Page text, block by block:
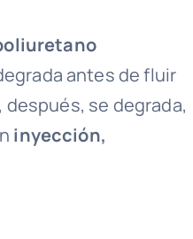
antes de fluir
después, se degrada,
inyección,